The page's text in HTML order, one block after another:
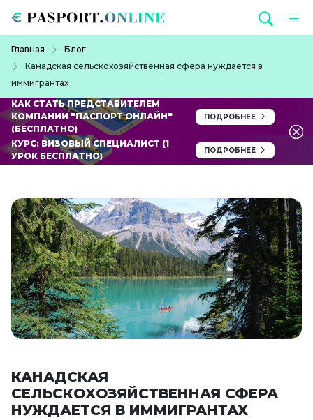
Главная
Блог
Канадская сельскохозяйственная сфера нуждается в
иммигрантах
КАК СТАТЬ ПРЕДСТАВИТЕЛЕМ
КОМПАНИИ "ПАСПОРТ ОНЛАЙН"
(БЕСПЛАТНО)
ПОДРОБНЕЕ
КУРС: ВИЗОВЫЙ СПЕЦИАЛИСТ (1
УРОК БЕСПЛАТНО)
ПОДРОБНЕЕ
КАНАДСКАЯ
СЕЛЬСКОХОЗЯЙСТВЕННАЯ СФЕРА
НУЖДАЕТСЯ В ИММИГРАНТАХ